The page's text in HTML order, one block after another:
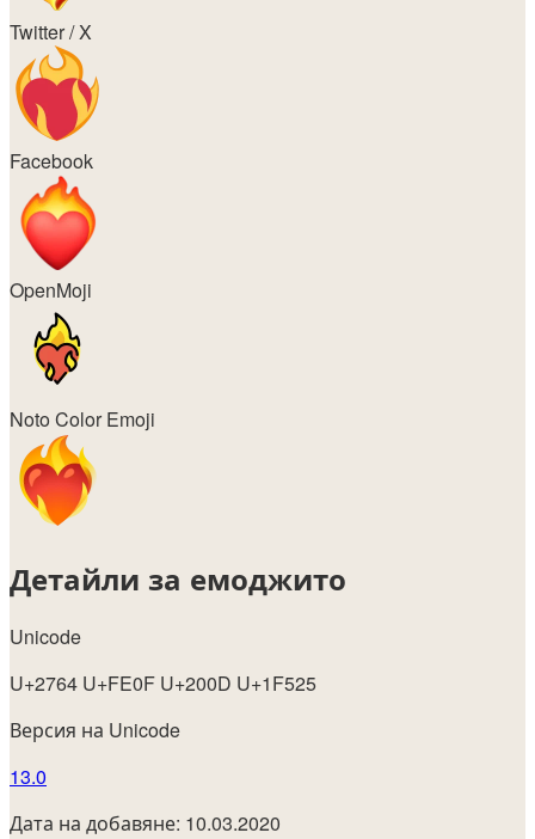
Twitter / X
Facebook
OpenMoji
Noto Color Emoji
Детайли за емоджито
Unicode
U+2764 U+FE0F U+200D U+1F525
Версия на Unicode
13.0
Дата на добавяне: 10.03.2020